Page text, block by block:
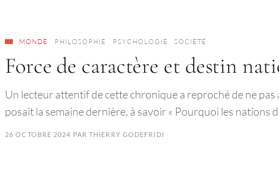
MONDE PHILOSOPHIE PSYCHOLOGIE SOCIÉTÉ
Force de caractère et destin
Un lecteur attentif de cette chronique a reproché de ne
posait la semaine dernière, à savoir « Pourquoi les nations
26 OCTOBRE 2024 PARTHIERRY GODEFRIDI